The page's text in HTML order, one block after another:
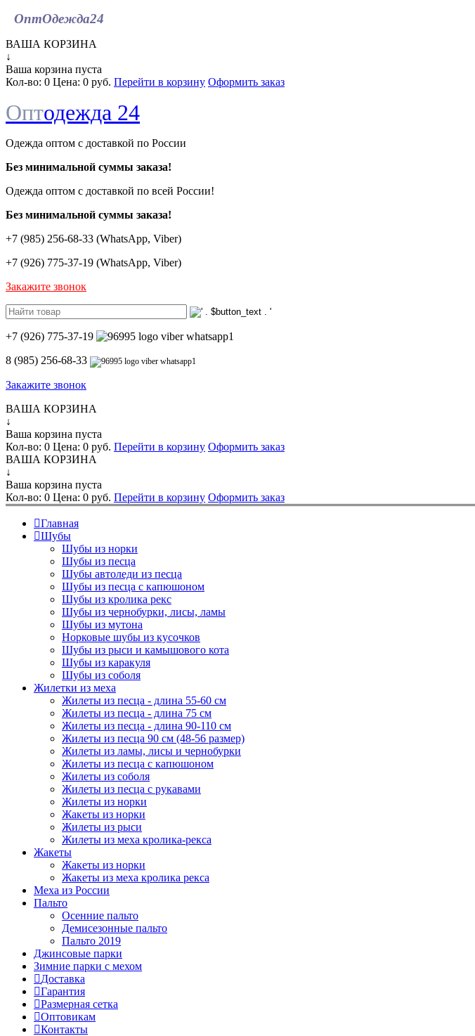
ОптОдежда24
ВАША КОРЗИНА
↓
Ваша корзина пуста
Кол-во: 0 Цена: 0 руб. Перейти в корзину Оформить заказ
Оптодежда 24
Одежда оптом с доставкой по России
Без минимальной суммы заказа!
Одежда оптом c доставкой по всей России!
Без минимальной суммы заказа!
+7 (985) 256-68-33 (WhatsApp, Viber)
+7 (926) 775-37-19 (WhatsApp, Viber)
Закажите звонок
+7 (926) 775-37-19
8 (985) 256-68-33
Закажите звонок
ВАША КОРЗИНА
↓
Ваша корзина пуста
Кол-во: 0 Цена: 0 руб. Перейти в корзину Оформить заказ
ВАША КОРЗИНА
↓
Ваша корзина пуста
Кол-во: 0 Цена: 0 руб. Перейти в корзину Оформить заказ
Главная
Шубы
Шубы из норки
Шубы из песца
Шубы автоледи из песца
Шубы из песца с капюшоном
Шубы из кролика рекс
Шубы из чернобурки, лисы, ламы
Шубы из мутона
Норковые шубы из кусочков
Шубы из рыси и камышового кота
Шубы из каракуля
Шубы из соболя
Жилетки из меха
Жилеты из песца - длина 55-60 см
Жилеты из песца - длина 75 см
Жилеты из песца - длина 90-110 см
Жилеты из песца 90 см (48-56 размер)
Жилеты из ламы, лисы и чернобурки
Жилеты из песца с капюшоном
Жилеты из соболя
Жилеты из песца с рукавами
Жилеты из норки
Жакеты из норки
Жилеты из рыси
Жилеты из меха кролика-рекса
Жакеты
Жакеты из норки
Жакеты из меха кролика рекса
Меха из России
Пальто
Осенние пальто
Демисезонные пальто
Пальто 2019
Джинсовые парки
Зимние парки с мехом
Доставка
Гарантия
Размерная сетка
Оптовикам
Контакты